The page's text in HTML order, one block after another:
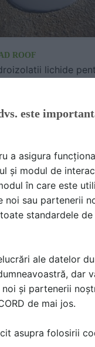
ROOF
lichide
agricole
este
a asigura
și modul de
în care este
noi sau partenerii
standardele
ale datelor
dar
și partenerii
de mai jos.
asupra folosirii